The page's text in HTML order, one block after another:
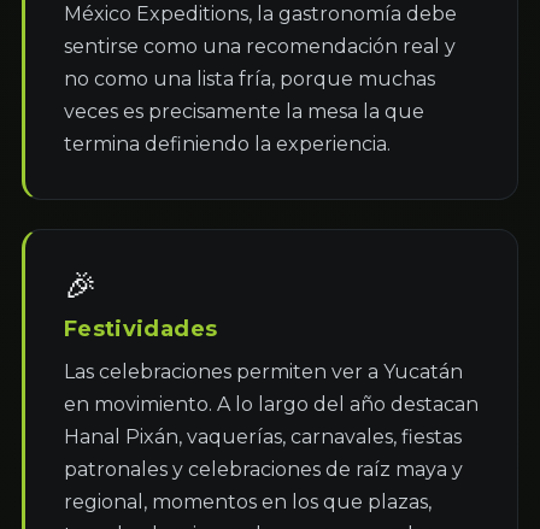
México Expeditions, la gastronomía debe
sentirse como una recomendación real y
no como una lista fría, porque muchas
veces es precisamente la mesa la que
termina definiendo la experiencia.
🎉
Festividades
Las celebraciones permiten ver a Yucatán
en movimiento. A lo largo del año destacan
Hanal Pixán, vaquerías, carnavales, fiestas
patronales y celebraciones de raíz maya y
regional, momentos en los que plazas,